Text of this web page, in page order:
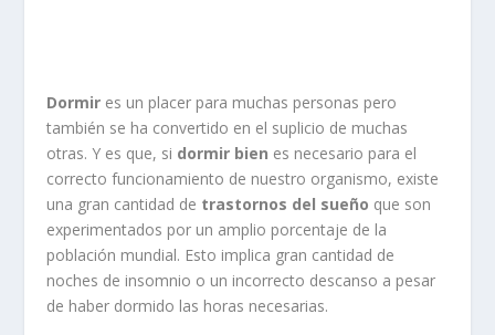
Dormir es un placer para muchas personas pero
también se ha convertido en el suplicio de muchas
otras. Y es que, si dormir bien es necesario para el
correcto funcionamiento de nuestro organismo, existe
una gran cantidad de trastornos del sueño que son
experimentados por un amplio porcentaje de la
población mundial. Esto implica gran cantidad de
noches de insomnio o un incorrecto descanso a pesar
de haber dormido las horas necesarias.